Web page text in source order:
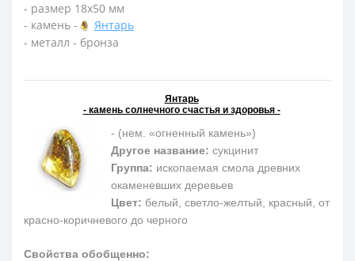
- размер 18х50 мм
- камень -
Янтарь
- металл - бронза
Янтарь
- камень солнечного счастья и здоровья -
- (нем. «огненный камень»)
Другое название: сукцинит
Группа: ископаемая смола древних
окаменевших деревьев
Цвет: белый, светло-желтый, красный, от
красно-коричневого до черного
Свойства обобщенно: